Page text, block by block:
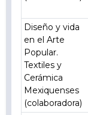
Diseño y vida
en el Arte
Popular.
Textiles y
Cerámica
Mexiquenses
(colaboradora)